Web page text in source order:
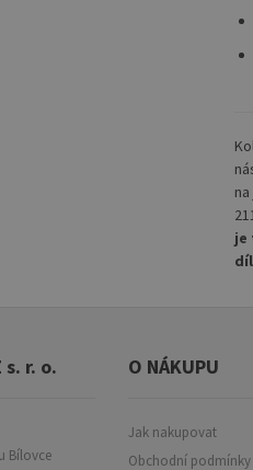
je
s. r. o.
Bílovce
O NÁKUPU
Jak nakupovat
Obchodní podmínky